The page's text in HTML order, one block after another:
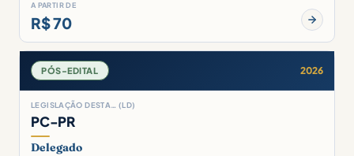
A PARTIR DE
R$ 70
PÓS-EDITAL 2026
LEGISLAÇÃO DESTA… (LD)
PC-PR
Delegado